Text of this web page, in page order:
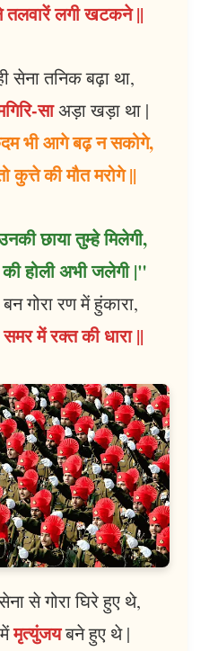
तलवारें लगी खटकने ||
सेना तनिक बढ़ा था,
साअड़ा खड़ा था |
भी आगे बढ़ न सकोगे,
कुत्ते की मौत मरोगे ||
छाया तुम्हे मिलेगी,
होली अभी जलेगी |"
गोरा रण में हुंकारा,
में रक्त की धारा ||
से गोरा घिरे हुए थे,
मृत्युंजयबने हुए थे |